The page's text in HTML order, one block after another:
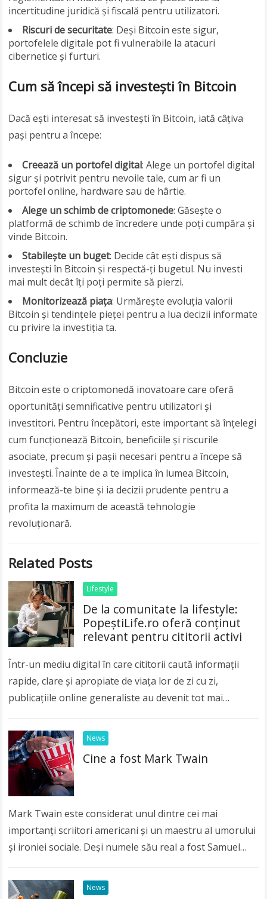
incertitudine juridică și fiscală pentru utilizatori.
Riscuri de securitate: Deși Bitcoin este sigur,
portofelele digitale pot fi vulnerabile la atacuri
cibernetice și furturi.
Cum să începi să investești în Bitcoin
Dacă ești interesat să investești în Bitcoin, iată câțiva
pași pentru a începe:
Creează un portofel digital: Alege un portofel digital
sigur și potrivit pentru nevoile tale, cum ar fi un
portofel online, hardware sau de hârtie.
Alege un schimb de criptomonede: Găsește o
platformă de schimb de încredere unde poți cumpăra și
vinde Bitcoin.
Stabilește un buget: Decide cât ești dispus să
investești în Bitcoin și respectă-ți bugetul. Nu investi
mai mult decât îți poți permite să pierzi.
Monitorizează piața: Urmărește evoluția valorii
Bitcoin și tendințele pieței pentru a lua decizii informate
cu privire la investiția ta.
Concluzie
Bitcoin este o criptomonedă inovatoare care oferă
oportunități semnificative pentru utilizatori și
investitori. Pentru începători, este important să înțelegi
cum funcționează Bitcoin, beneficiile și riscurile
asociate, precum și pașii necesari pentru a începe să
investești. Înainte de a te implica în lumea Bitcoin,
informează-te bine și ia decizii prudente pentru a
profita la maximum de această tehnologie
revoluționară.
Related Posts
Lifestyle
De la comunitate la lifestyle:
PopeștiLife.ro oferă conținut
relevant pentru cititorii activi
Într-un mediu digital în care cititorii caută informații
rapide, clare și apropiate de viața lor de zi cu zi,
publicațiile online generaliste au devenit tot mai
News
Cine a fost Mark Twain
Mark Twain este considerat unul dintre cei mai
importanți scriitori americani și un maestru al umorului
și ironiei sociale. Deși numele său real a fost Samuel
News